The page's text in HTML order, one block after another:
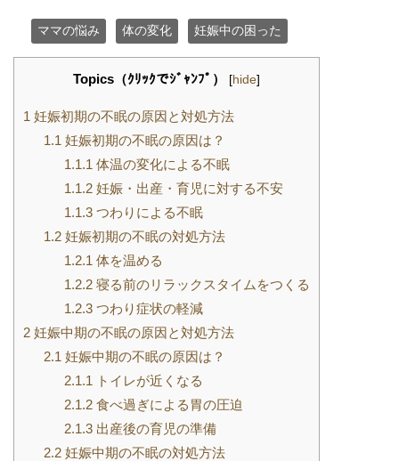
ママの悩み 体の変化 妊娠中の困った
Topics（ｸﾘｯｸでｼﾞｬﾝﾌﾟ） [hide]
1 妊娠初期の不眠の原因と対処方法
1.1 妊娠初期の不眠の原因は？
1.1.1 体温の変化による不眠
1.1.2妊娠・出産・育児に対する不安
1.1.3つわりによる不眠
1.2妊娠初期の不眠の対処方法
1.2.1 体を温める
1.2.2寝る前のリラックスタイムをつくる
1.2.3つわり症状の軽減
2 妊娠中期の不眠の原因と対処方法
2.1 妊娠中期の不眠の原因は？
2.1.1 トイレが近くなる
2.1.2食べ過ぎによる胃の圧迫
2.1.3出産後の育児の準備
2.2妊娠中期の不眠の対処方法